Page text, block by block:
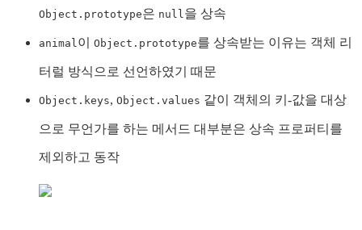
Object.prototype은 null 을 상속
animal 이 Object.prototype를 상속받는 이유는 객체 리
터럴 방식으로 선언하였기 때문
Object.keys, Object.values 같이 객체의 키-값을 대상
으로 무언가를 하는 메서드 대부분은 상속 프로퍼티를
제외하고 동작